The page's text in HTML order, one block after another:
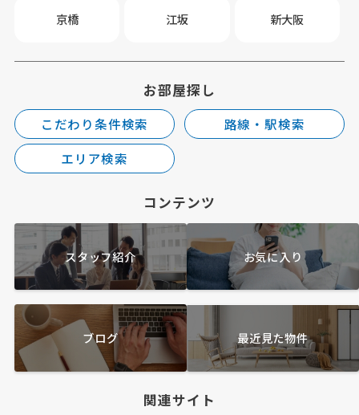
京橋 江坂 新大阪
お部屋探し
こだわり条件検索
路線・駅検索
エリア検索
コンテンツ
スタッフ紹介 お気に入り
ブログ 最近見た物件
関連サイト